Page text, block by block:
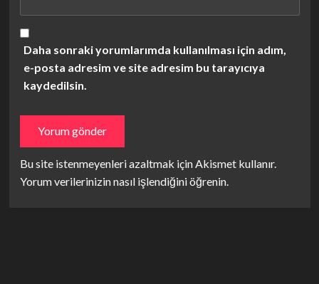
Daha sonraki yorumlarımda kullanılması için adım,
e-posta adresim ve site adresim bu tarayıcıya
kaydedilsin.
Bu site istenmeyenleri azaltmak için Akismet kullanır.
Yorum verilerinizin nasıl işlendiğini öğrenin.